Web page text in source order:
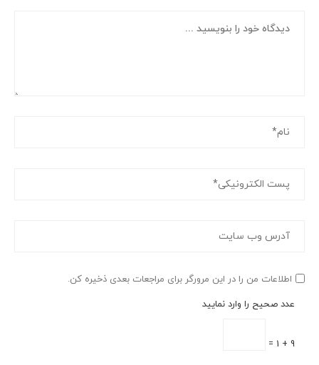
اطلاعات من را در این مرورگر برای مراجعات بعدی ذخیره کن.
عدد صحیح را وارد نمایید
9 + 1 =